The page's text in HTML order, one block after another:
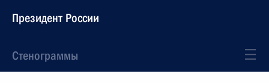
Президент России
Стенограммы